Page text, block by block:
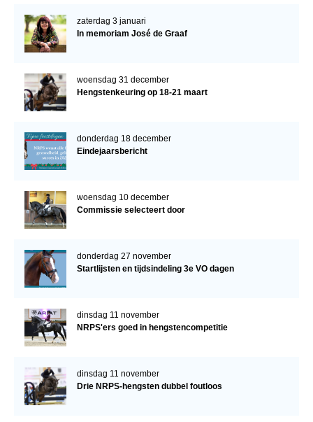
zaterdag 3 januari
In memoriam José de Graaf
woensdag 31 december
Hengstenkeuring op 18-21 maart
donderdag 18 december
Eindejaarsbericht
woensdag 10 december
Commissie selecteert door
donderdag 27 november
Startlijsten en tijdsindeling 3e VO dagen
dinsdag 11 november
NRPS'ers goed in hengstencompetitie
dinsdag 11 november
Drie NRPS-hengsten dubbel foutloos